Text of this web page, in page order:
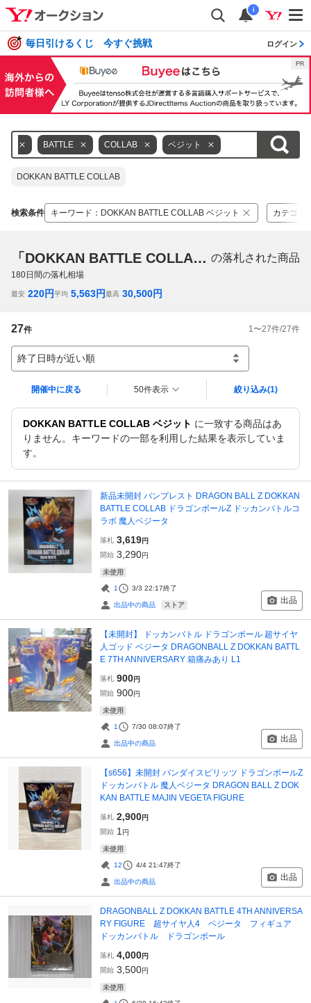
i
毎日引けるくじ 今すぐ挑戦 ログイン
BATTLE COLLAB ベジット
DOKKAN BATTLE COLLAB
検索条件 キーワード ： DOKKAN BATTLE COLLAB ベジット カテゴリ
「DOKKAN BATTLE COLLAB ベジット」 の落札された商品
180日間の落札相場
最安 220円平均 5,563円最高 30,500円
27件 1 〜27件/27件
終了日時が近い順
開催中に戻る 50件表示 絞り込み(1)
DOKKAN BATTLE COLLAB ベジット に一致する商品はあ
りません。キーワードの一部を利用した結果を表示していま
す。
新品未開封 バンプレスト DRAGON BALL Z DOKKAN
BATTLE COLLAB ドラゴンボールZ ドッカンバトルコ
ラボ 魔人ベジータ
落札 3,619円
開始 3,290円
未使用
1 3/3 22:17終了
出品中の商品 ストア 出品
【未開封】 ドッカンバトル ドラゴンボール 超サイヤ
人ゴッド ベジータ DRAGONBALL Z DOKKAN BATTL
E 7TH ANNIVERSARY 箱痛みあり L1
落札 900円
開始 900円
未使用
1 7/30 08:07終了
出品中の商品 出品
【s656】未開封 バンダイスピリッツ ドラゴンボールZ
ドッカンバトル 魔人ベジータ DRAGON BALL Z DOK
KAN BATTLE MAJIN VEGETA FIGURE
落札 2,900円
開始 1 円
未使用
12 4/4 21:47終了
出品中の商品 出品
DRAGONBALL Z DOKKAN BATTLE 4TH ANNIVERSA
RY FIGURE 超サイヤ人4 ベジータ フィギュア
ドッカンバトル ドラゴンボール
落札 4,000円
開始 3,500円
未使用